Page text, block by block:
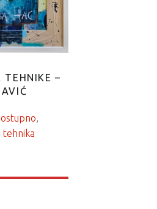
TEHNIKE –
tehnika